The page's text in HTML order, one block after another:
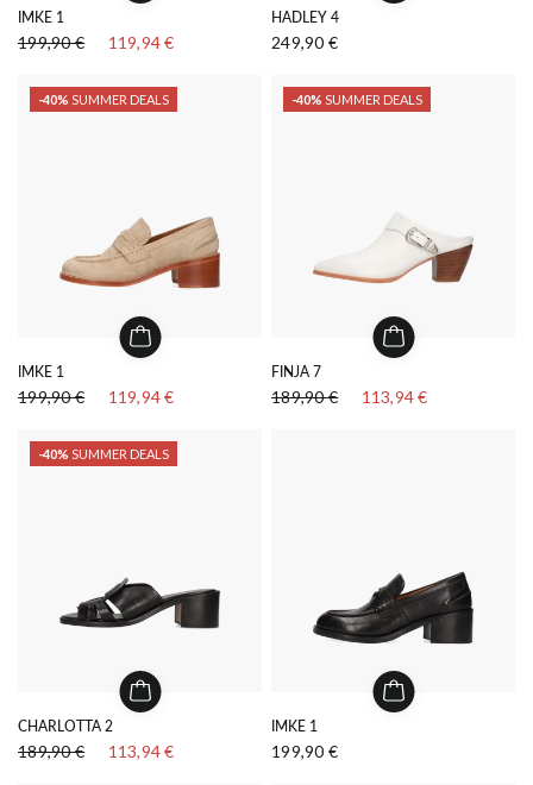
IMKE 1
199,90 € 119,94 €
HADLEY 4
249,90 €
-40% SUMMER DEALS
IMKE 1
199,90 € 119,94 €
-40% SUMMER DEALS
FINJA 7
189,90 € 113,94 €
-40% SUMMER DEALS
CHARLOTTA 2
189,90 € 113,94 €
IMKE 1
199,90 €